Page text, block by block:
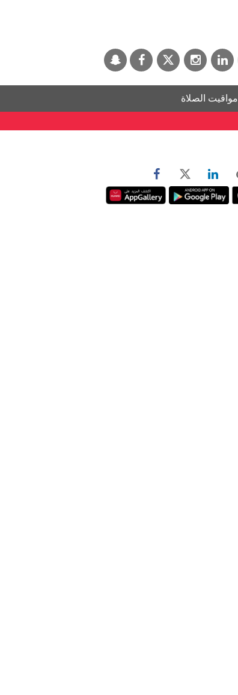
مواقيت الصلاة